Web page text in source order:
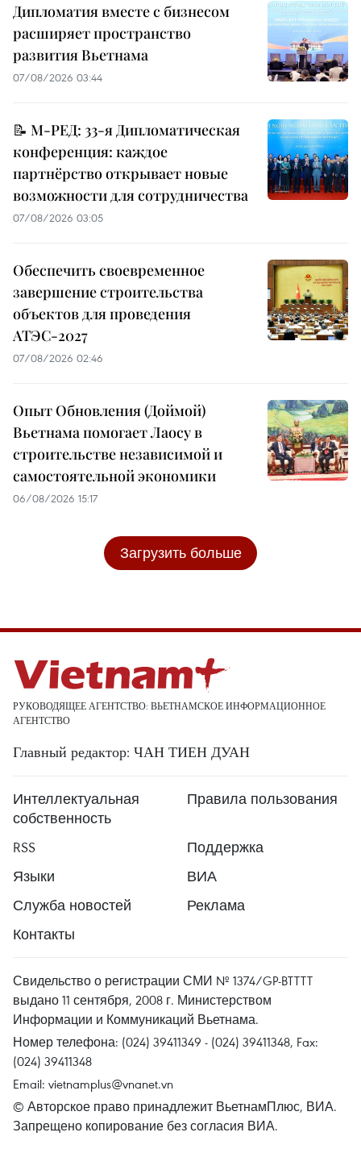
Дипломатия вместе с бизнесом
расширяет пространство
развития Вьетнама
07/08/2026 03:44
📝 М-РЕД: 33-я Дипломатическая
конференция: каждое
партнёрство открывает новые
возможности для сотрудничества
07/08/2026 03:05
Обеспечить своевременное
завершение строительства
объектов для проведения
АТЭС-2027
07/08/2026 02:46
Опыт Обновления (Доймой)
Вьетнама помогает Лаосу в
строительстве независимой и
самостоятельной экономики
06/08/2026 15:17
Загрузить больше
РУКОВОДЯЩЕЕ АГЕНТСТВО: ВЬЕТНАМСКОЕ ИНФОРМАЦИОННОЕ
АГЕНТСТВО
Главный редактор: ЧАН ТИЕН ДУАН
Интеллектуальная
собственность
Правила пользования
RSS
Поддержка
Языки
ВИА
Служба новостей
Реклама
Контакты
Свидельство о регистрации СМИ № 1374/GP-BTTTT
выдано 11 сентября, 2008 г. Министерством
Информации и Коммуникаций Вьетнама.
Номер телефона: (024) 39411349 - (024) 39411348, Fax:
(024) 39411348
Email: vietnamplus@vnanet.vn
© Авторское право принадлежит ВьетнамПлюс, ВИА.
Запрещено копирование без согласия ВИА.